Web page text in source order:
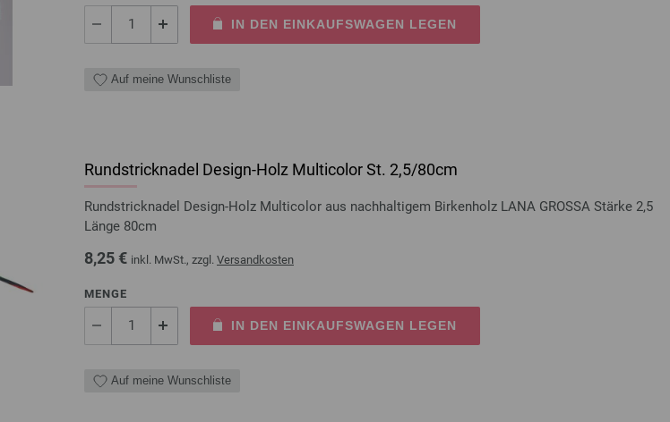
IN DEN EINKAUFSWAGEN LEGEN
Auf meine Wunschliste
Rundstricknadel Design-Holz Multicolor St. 2,5/80cm
Rundstricknadel Design-Holz Multicolor aus nachhaltigem Birkenholz LANA GROSSA Stärke 2,5
Länge 80cm
8,25 € inkl. MwSt., zzgl. Versandkosten
MENGE
IN DEN EINKAUFSWAGEN LEGEN
Auf meine Wunschliste